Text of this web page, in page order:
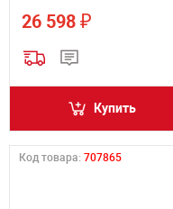
26 598 ₽
Купить
Код товара: 707865